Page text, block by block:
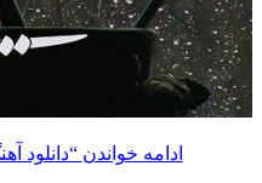
ادامه خواندن“دانلود آهنگ جدید